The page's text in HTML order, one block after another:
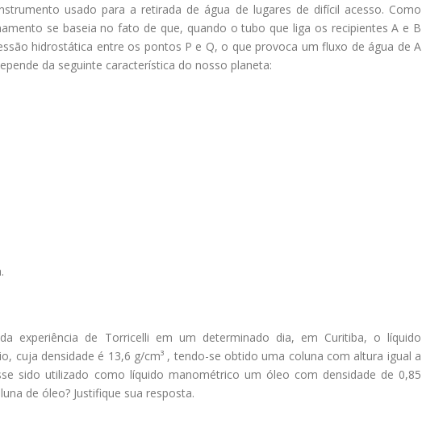
usado para a retirada de água de lugares de difícil acesso. Como
se baseia no fato de que, quando o tubo que liga os recipientes A e B
hidrostática entre os pontos P e Q, o que provoca um fluxo de água de A
da seguinte característica do nosso planeta:
experiência de Torricelli em um determinado dia, em Curitiba, o líquido
cuja densidade é 13,6 g/cm³ , tendo-se obtido uma coluna com altura igual a
sido utilizado como líquido manométrico um óleo com densidade de 0,85
de óleo? Justifique sua resposta.